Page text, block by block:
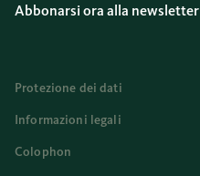
Abbonarsi ora alla newsletter
Protezione dei dati
Informazioni legali
Colophon